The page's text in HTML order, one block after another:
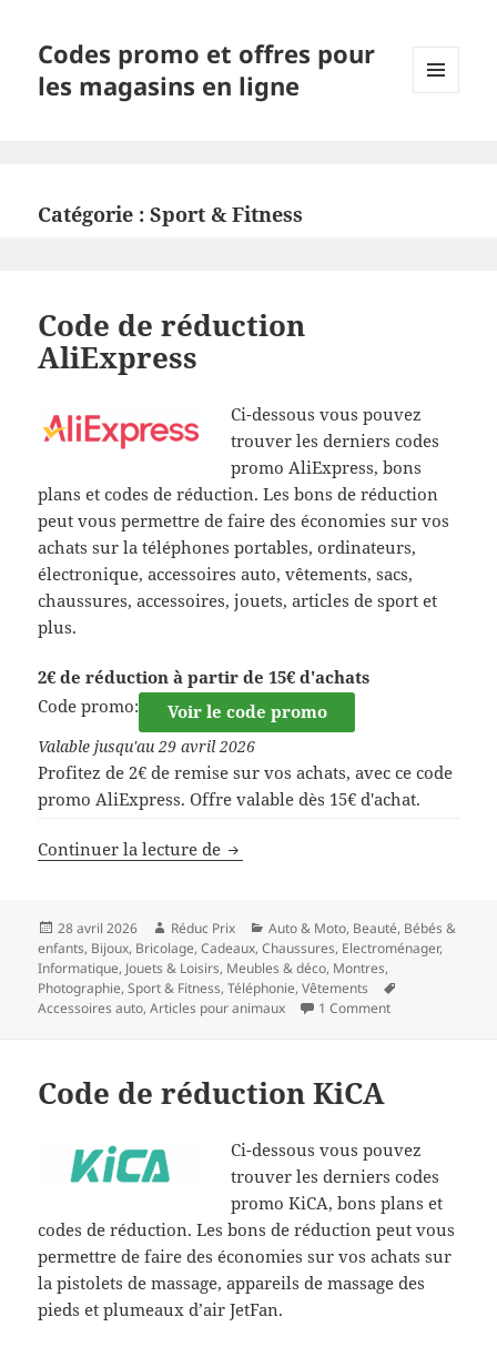
Codes promo et offres pour
les magasins en ligne
Catégorie :Sport & Fitness
Code de réduction
AliExpress
Ci-dessous vous pouvez
trouver les derniers codes
promo AliExpress, bons
plans et codes de réduction. Les bons de réduction
peut vous permettre de faire des économies sur vos
achats sur la téléphones portables, ordinateurs,
électronique, accessoires auto, vêtements, sacs,
chaussures, accessoires, jouets, articles de sport et
plus.
2€ de réduction à partir de 15€ d'achats
Code promo:
Voir le code promo
Valable jusqu'au 29 avril 2026
Profitez de 2€ de remise sur vos achats, avec ce code
promo AliExpress. Offre valable dès 15€ d'achat.
Continuer la lecture de Code de réduction AliExpress
Publié
le
28 avril 2026 Auteur
Réduc Prix Catégories
Auto & Moto, Beauté, Bébés &
enfants, Bijoux, Bricolage,Cadeaux,Chaussures, Electroménager,
Informatique, Jouets & Loisirs, Meubles & déco, Montres,
Photographie,Sport & Fitness,Téléphonie,Vêtements
Accessoires auto,Articles pour animaux 1 Comment
Code de réduction KiCA
Ci-dessous vous pouvez
trouver les derniers codes
promo KiCA, bons plans et
codes de réduction. Les bons de réduction peut vous
permettre de faire des économies sur vos achats sur
la pistolets de massage, appareils de massage des
pieds et plumeaux d’air JetFan.